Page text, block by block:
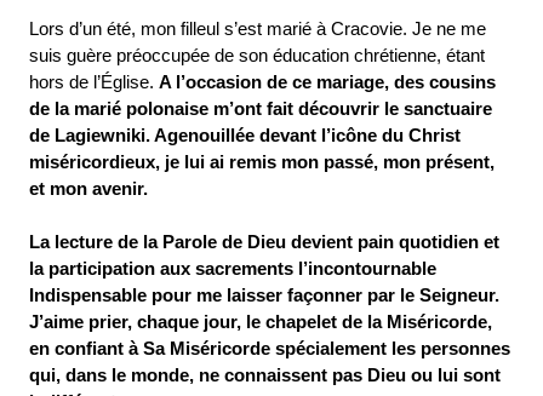
Lors d’un été, mon filleul s’est marié à Cracovie. Je ne me
suis guère préoccupée de son éducation chrétienne, étant
hors de l’Église. A l’occasion de ce mariage, des cousins
de la marié polonaise m’ont fait découvrir le sanctuaire
de Lagiewniki. Agenouillée devant l’icône du Christ
miséricordieux, je lui ai remis mon passé, mon présent,
et mon avenir.
La lecture de la Parole de Dieu devient pain quotidien et
la participation aux sacrements l’incontournable
Indispensable pour me laisser façonner par le Seigneur.
J’aime prier, chaque jour, le chapelet de la Miséricorde,
en confiant à Sa Miséricorde spécialement les personnes
qui, dans le monde, ne connaissent pas Dieu ou lui sont